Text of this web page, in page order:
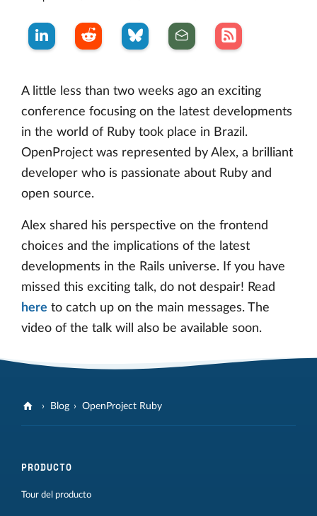
A little less than two weeks ago an exciting
conference focusing on the latest developments
in the world of Ruby took place in Brazil.
OpenProject was represented by Alex, a brilliant
developer who is passionate about Ruby and
open source.
Alex shared his perspective on the frontend
choices and the implications of the latest
developments in the Rails universe. If you have
missed this exciting talk, do not despair! Read
here to catch up on the main messages. The
video of the talk will also be available soon.
Blog OpenProject Ruby
PRODUCTO
Tour del producto